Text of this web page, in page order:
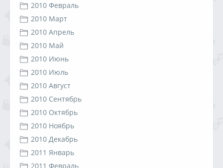
2010 Февраль
2010 Март
2010 Апрель
2010 Май
2010 Июнь
2010 Июль
2010 Август
2010 Сентябрь
2010 Октябрь
2010 Ноябрь
2010 Декабрь
2011 Январь
2011 Февраль